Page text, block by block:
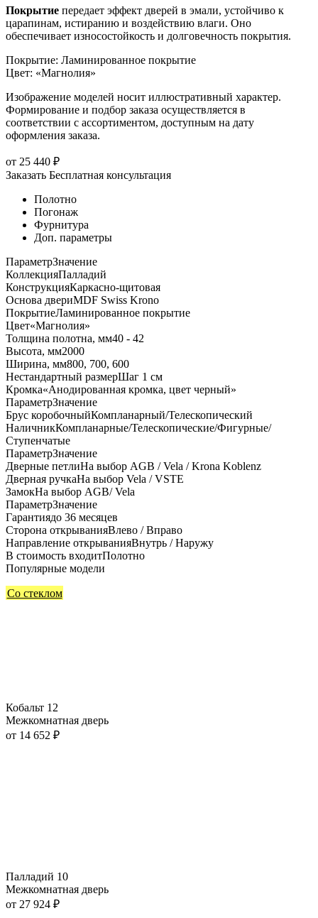
Покрытие передает эффект дверей в эмали, устойчиво к
царапинам, истиранию и воздействию влаги. Оно
обеспечивает износостойкость и долговечность покрытия.
Покрытие: Ламинированное покрытие
Цвет: «Магнолия»
Изображение моделей носит иллюстративный характер.
Формирование и подбор заказа осуществляется в
соответствии с ассортиментом, доступным на дату
оформления заказа.
от 25 440 ₽
Заказать Бесплатная консультация
Полотно
Погонаж
Фурнитура
Доп. параметры
ПараметрЗначение
КоллекцияПалладий
КонструкцияКаркасно-щитовая
Основа двериMDF Swiss Krono
ПокрытиеЛаминированное покрытие
Цвет«Магнолия»
Толщина полотна, мм40 - 42
Высота, мм2000
Ширина, мм800, 700, 600
Нестандартный размерШаг 1 см
Кромка«Анодированная кромка, цвет черный»
ПараметрЗначение
Брус коробочныйКомпланарный/Телескопический
НаличникКомпланарные/Телескопические/Фигурные/
Ступенчатые
ПараметрЗначение
Дверные петлиНа выбор AGB / Vela / Krona Koblenz
Дверная ручкаНа выбор Vela / VSTE
ЗамокНа выбор AGB/ Vela
ПараметрЗначение
Гарантиядо 36 месяцев
Сторона открыванияВлево / Вправо
Направление открыванияВнутрь / Наружу
В стоимость входитПолотно
Популярные модели
Со стеклом
Кобальт 12
Межкомнатная дверь
от 14 652 ₽
Палладий 10
Межкомнатная дверь
от 27 924 ₽